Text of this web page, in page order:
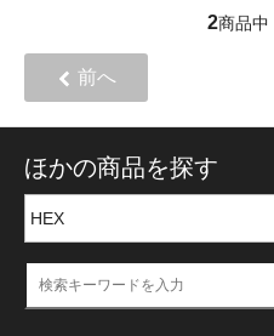
2商品中
前へ
ほかの商品を探す